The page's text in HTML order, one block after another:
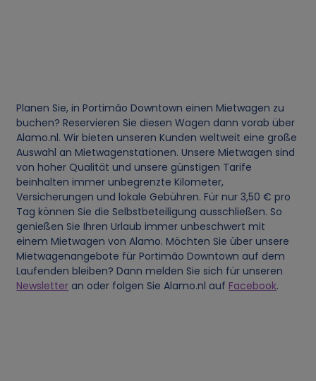
Planen Sie, in Portimão Downtown einen Mietwagen zu
buchen? Reservieren Sie diesen Wagen dann vorab über
Alamo.nl. Wir bieten unseren Kunden weltweit eine große
Auswahl an Mietwagenstationen. Unsere Mietwagen sind
von hoher Qualität und unsere günstigen Tarife
beinhalten immer unbegrenzte Kilometer,
Versicherungen und lokale Gebühren. Für nur 3,50 € pro
Tag können Sie die Selbstbeteiligung ausschließen. So
genießen Sie Ihren Urlaub immer unbeschwert mit
einem Mietwagen von Alamo. Möchten Sie über unsere
Mietwagenangebote für Portimão Downtown auf dem
Laufenden bleiben? Dann melden Sie sich für unseren
Newsletter an oder folgen Sie Alamo.nl auf Facebook.